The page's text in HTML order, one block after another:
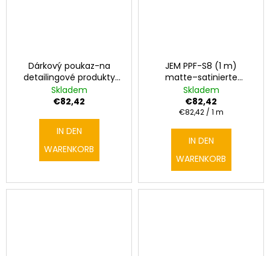
Dárkový poukaz-na
detailingové produkty
2000,-Kč
Skladem
€82,42
IN DEN
WARENKORB
JEM PPF-S8 (1 m)
matte–satinierte
Schutzfoliecena za
1mx1,5m
Skladem
€82,42
Verkaufspreis:
€82,42 / 1 m
IN DEN
WARENKORB